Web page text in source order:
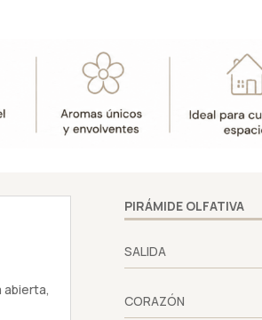
abierta,
PIRÁMIDE OLFATIVA
SALIDA
CORAZÓN